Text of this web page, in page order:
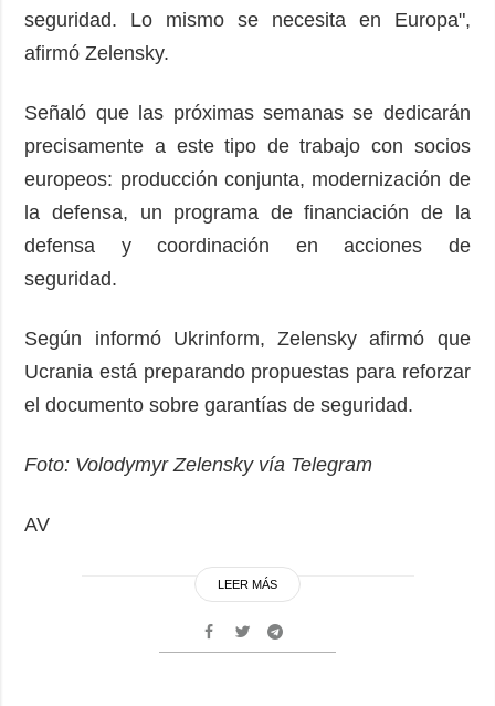
seguridad. Lo mismo se necesita en Europa",
afirmó Zelensky.
Señaló que las próximas semanas se dedicarán
precisamente a este tipo de trabajo con socios
europeos: producción conjunta, modernización de
la defensa, un programa de financiación de la
defensa y coordinación en acciones de
seguridad.
Según informó Ukrinform, Zelensky afirmó que
Ucrania está preparando propuestas para reforzar
el documento sobre garantías de seguridad.
Foto: Volodymyr Zelensky vía Telegram
AV
LEER MÁS